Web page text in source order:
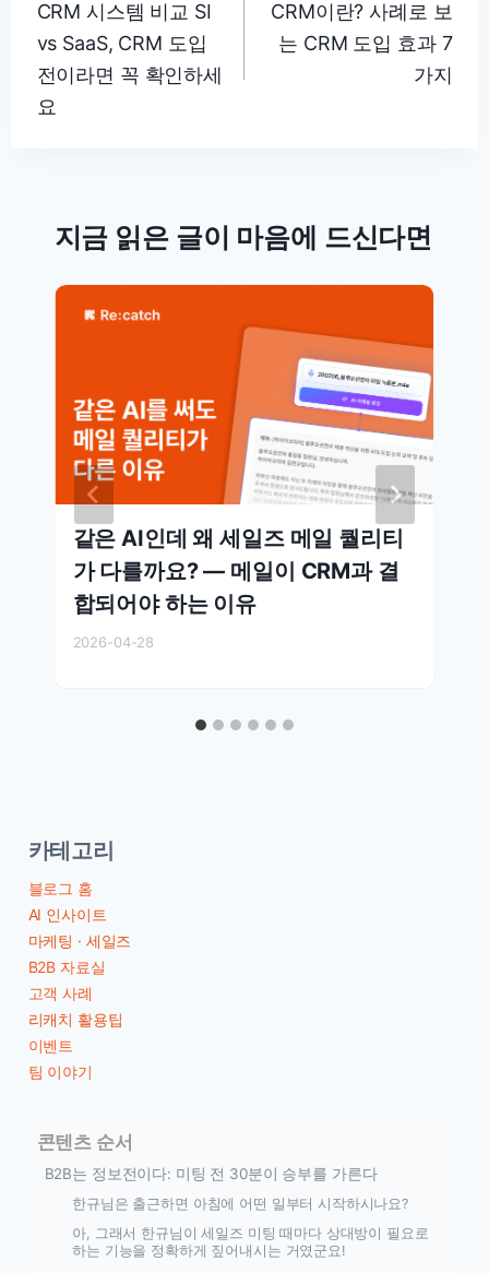
탐
색
CRM 시스템 비교 SI
vs SaaS, CRM 도입
전이라면 꼭 확인하세
요
CRM이란? 사례로 보
는 CRM 도입 효과 7
가지
지금 읽은 글이 마음에 드신다면
같은 AI인데 왜 세일즈 메일 퀄리티
가 다를까요? — 메일이 CRM과 결
합되어야 하는 이유
2026-04-28
카테고리
블로그 홈
AI 인사이트
마케팅 · 세일즈
B2B 자료실
고객 사례
리캐치 활용팁
이벤트
팀 이야기
콘텐츠 순서
B2B는 정보전이다: 미팅 전 30분이 승부를 가른다
한규님은 출근하면 아침에 어떤 일부터 시작하시나요?
아, 그래서 한규님이 세일즈 미팅 때마다 상대방이 필요로
하는 기능을 정확하게 짚어내시는 거였군요!